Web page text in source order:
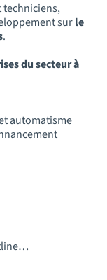
techniciens,
surle
.
du secteur à
automatisme